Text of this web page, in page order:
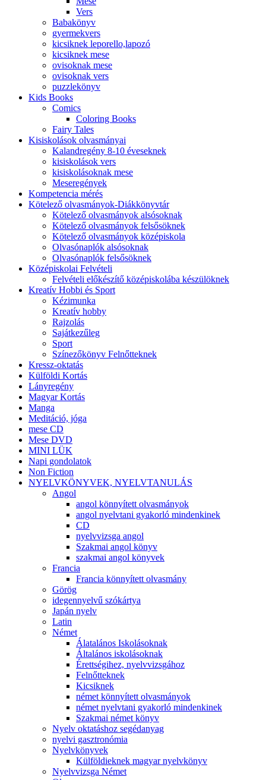
Vers
Babakönyv
gyermekvers
kicsiknek leporello,lapozó
kicsiknek mese
ovisoknak mese
ovisoknak vers
puzzlekönyv
Kids Books
Comics
Coloring Books
Fairy Tales
Kisiskolások olvasmányai
Kalandregény 8-10 éveseknek
kisiskolások vers
kisiskolásoknak mese
Meseregények
Kompetencia mérés
Kötelező olvasmányok-Diákkönyvtár
Kötelező olvasmányok alsósoknak
Kötelező olvasmányok felsősöknek
Kötelező olvasmányok középiskola
Olvasónaplók alsósoknak
Olvasónaplók felsősöknek
Középiskolai Felvételi
Felvételi előkészítő középiskolába készülöknek
Kreatív Hobbi és Sport
Kézimunka
Kreatív hobby
Rajzolás
Sajátkezűleg
Sport
Színezőkönyv Felnőtteknek
Kressz-oktatás
Külföldi Kortás
Lányregény
Magyar Kortás
Manga
Meditáció, jóga
mese CD
Mese DVD
MINI LÜK
Napi gondolatok
Non Fiction
NYELVKÖNYVEK, NYELVTANULÁS
Angol
angol könnyített olvasmányok
angol nyelvtani gyakorló mindenkinek
CD
nyelvvizsga angol
Szakmai angol könyv
szakmai angol könyvek
Francia
Francia könnyített olvasmány
Görög
idegennyelvű szókártya
Japán nyelv
Latin
Német
Álatalános Iskolásoknak
Általános iskolásoknak
Érettségihez, nyelvvizsgához
Felnőtteknek
Kicsiknek
német könnyített olvasmányok
német nyelvtani gyakorló mindenkinek
Szakmai német könyv
Nyelv oktatáshoz segédanyag
nyelvi gasztronómia
Nyelvkönyvek
Külföldieknek magyar nyelvkönyv
Nyelvvizsga Német